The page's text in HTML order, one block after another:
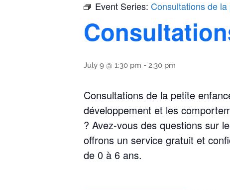
Event Series: Consultations de
July 9 @ 1:30 pm - 2:30 pm
Consultations de la petite
développement et les
? Avez-vous des questions sur
offrons un service gratuit et
de 0 à 6 ans.